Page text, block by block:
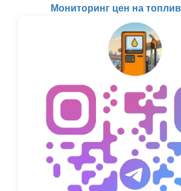
Мониторинг цен на